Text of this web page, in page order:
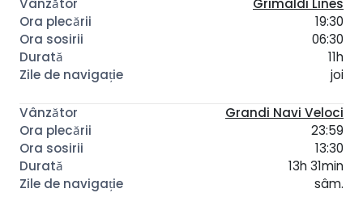
Grimaldi Lines
19:30
06:30
11h
joi
Grandi Navi Veloci
23:59
13:30
13h 31min
sâm.